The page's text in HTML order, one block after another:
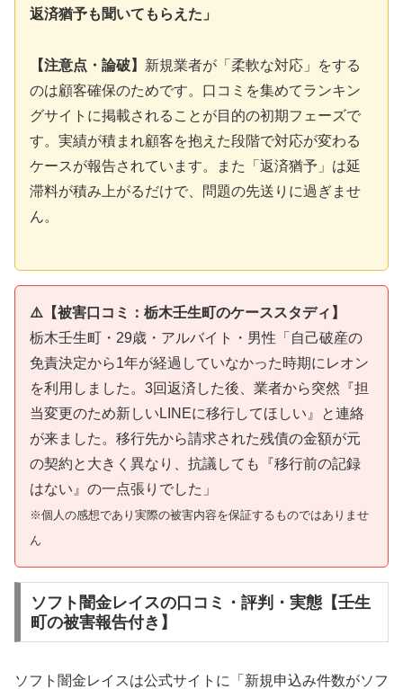
返済猶予も聞いてもらえた」
【注意点・論破】 新規業者が「柔軟な対応」をする
のは顧客確保のためです。口コミを集めてランキン
グサイトに掲載されることが目的の初期フェーズで
す。実績が積まれ顧客を抱えた段階で対応が変わる
ケースが報告されています。また「返済猶予」は延
滞料が積み上がるだけで、問題の先送りに過ぎませ
ん。
⚠️【被害口コミ：栃木壬生町のケーススタディ】
栃木壬生町・29歳・アルバイト・男性「自己破産の
免責決定から1年が経過していなかった時期にレオン
を利用しました。3回返済した後、業者から突然『担
当変更のため新しいLINEに移行してほしい』と連絡
が来ました。移行先から請求された残債の金額が元
の契約と大きく異なり、抗議しても『移行前の記録
はない』の一点張りでした」
※個人の感想であり実際の被害内容を保証するものではありませ
ん
ソフト闇金レイスの口コミ・評判・実態【壬生
町の被害報告付き】
ソフト闇金レイスは公式サイトに「新規申込み件数がソフ